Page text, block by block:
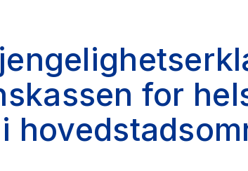
for
i